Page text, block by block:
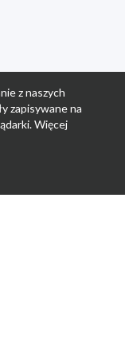
z naszych
zapisywane na
Więcej